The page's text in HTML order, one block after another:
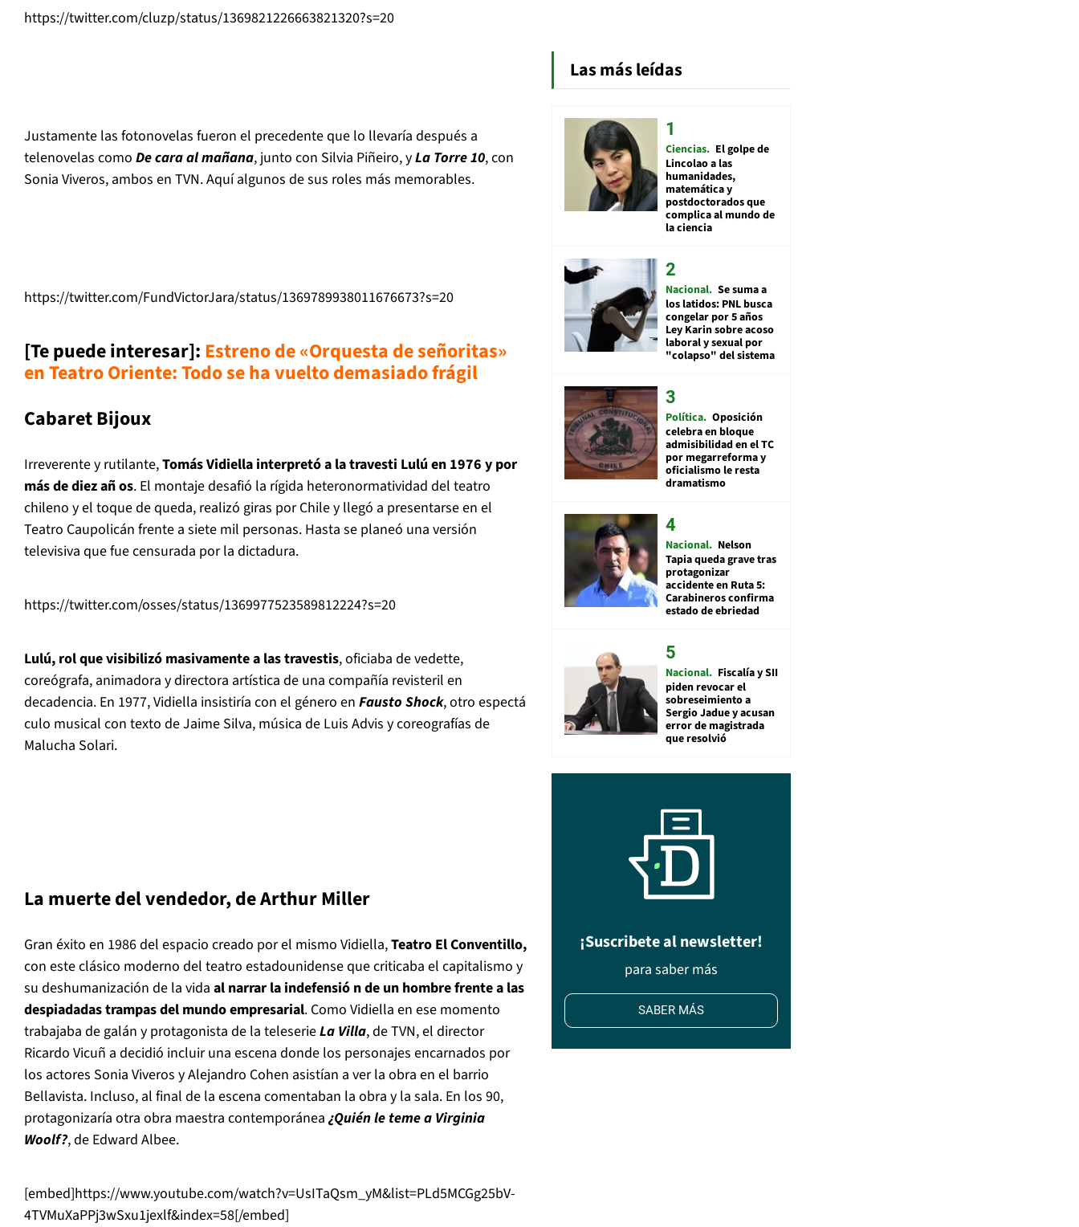
https://twitter.com/cluzp/status/1369821226663821320?s=20
Justamente las fotonovelas fueron el precedente que lo llevaría después a
telenovelas como De cara al mañana, junto con Silvia Piñeiro, yLa Torre 10, con
Sonia Viveros, ambos en TVN. Aquí algunos de sus roles más memorables.
https://twitter.com/FundVictorJara/status/1369789938011676673?s=20
[Te puede interesar]: Estreno de «Orquesta de señoritas»
en Teatro Oriente: Todo se ha vuelto demasiado frágil
Cabaret Bijoux
Irreverente y rutilante,Tomás Vidiella interpretó a la travesti Lulú en 1976 y por
más de diez años. El montaje desafió la rígida heteronormatividad del teatro
chileno y el toque de queda, realizó giras por Chile y llegó a presentarse en el
Teatro Caupolicán frente a siete mil personas. Hasta se planeó una versión
televisiva que fue censurada por la dictadura.
https://twitter.com/osses/status/1369977523589812224?s=20
Lulú, rol que visibilizó masivamente a las travestis, oficiaba de vedette,
coreógrafa, animadora y directora artística de una compañía revisteril en
decadencia. En 1977, Vidiella insistiría con el género en Fausto Shock, otro espectá
culo musical con texto de Jaime Silva, música de Luis Advis y coreografías de
Malucha Solari.
La muerte del vendedor, de Arthur Miller
Gran éxito en 1986 del espacio creado por el mismo Vidiella,Teatro El Conventillo,
con este clásico moderno del teatro estadounidense que criticaba el capitalismo y
su deshumanización de la vida al narrar la indefensió n de un hombre frente a las
despiadadas trampas del mundo empresarial. Como Vidiella en ese momento
trabajaba de galán y protagonista de la teleserieLa Villa, de TVN, el director
Ricardo Vicuñ a decidió incluir una escena donde los personajes encarnados por
los actores Sonia Viveros y Alejandro Cohen asistían a ver la obra en el barrio
Bellavista. Incluso, al final de la escena comentaban la obra y la sala. En los 90,
protagonizaría otra obra maestra contemporánea ¿Quién le teme a Virginia
Woolf?, de Edward Albee.
[embed]https://www.youtube.com/watch?v=UsITaQsm_yM&list=PLd5MCGg25bV-
4TVMuXaPPj3wSxu1jexlf&index=58[/embed]
Las más leídas
Ciencias El golpe de
Lincolao a las
humanidades,
matemática y
postdoctorados que
complica al mundo de
la ciencia
Nacional Se suma a
los latidos: PNL busca
congelar por 5 años
Ley Karin sobre acoso
laboral y sexual por
"colapso" del sistema
Política Oposición
celebra en bloque
admisibilidad en el TC
por megarreforma y
oficialismo le resta
dramatismo
Nacional Nelson
Tapia queda grave tras
protagonizar
accidente en Ruta 5:
Carabineros confirma
estado de ebriedad
Nacional Fiscalía y SII
piden revocar el
sobreseimiento a
Sergio Jadue y acusan
error de magistrada
que resolvió
¡Suscribete al newsletter!
para saber más
SABER MÁS